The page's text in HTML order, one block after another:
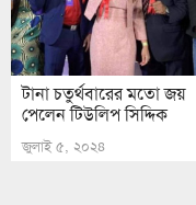
টানা চতুর্থবারের মতো জয়
পেলেন টিউলিপ সিদ্দিক
জুলাই ৫, ২০২৪